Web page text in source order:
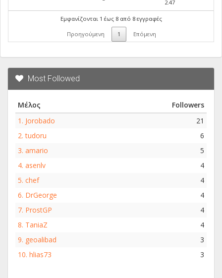
2.47
Εμφανίζονται 1 έως 8 από 8 εγγραφές
Προηγούμενη 1 Επόμενη
Most Followed
Μέλος
Followers
1. Jorobado
21
2.tudoru
6
3. amario
5
4. asenlv
4
5. chef
4
6. DrGeorge
4
7. ProstGP
4
8. TaniaZ
4
9. geoalibad
3
10. hlias73 3